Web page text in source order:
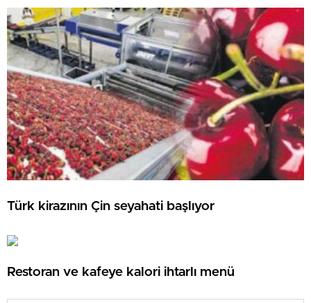
Türk kirazının Çin seyahati başlıyor
Restoran ve kafeye kalori ihtarlı menü